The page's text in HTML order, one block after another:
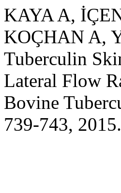
KAYA A,
KOÇHAN A,
Tuberculin
Lateral Flow
Bovine
739-743,